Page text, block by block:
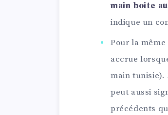
main boite
indique un
Pour la
accrue
main tunisie).
peut aussi
précédents